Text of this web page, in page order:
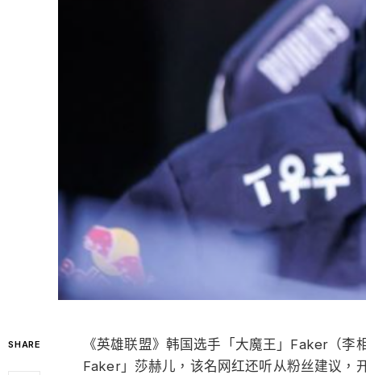
SHARE
《英雄联盟》韩国选手「大魔王」Faker（
Faker」莎赫儿，该名网红还听从粉丝建议，